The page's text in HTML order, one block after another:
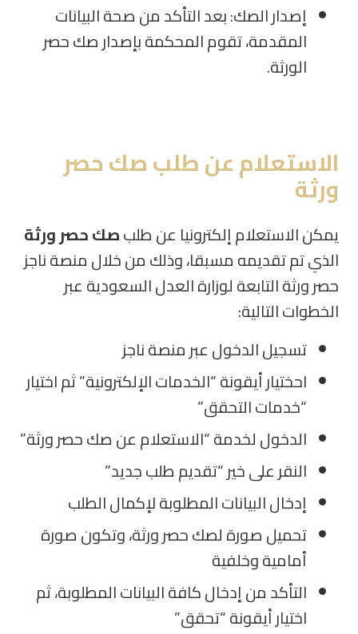
إصدار الصك: بعد التأكد من صحة البيانات
المقدمة، تقوم المحكمة بإصدار صك حصر
الورثة.
الاستعلام عن طلب صك حصر
ورثة
يمكن الاستعلام إلكترونيا عن طلبصك حصر ورثة
الذي تم تقديمه مسبقا، وذلك من خلال منصة ناجز
حصر ورثة التابعة لوزارة العدل السعودية عبر
الخطوات التالية:
تسجيل الدخول عبر منصة ناجز
احختيار أيقونة “الخدمات الإلكترونية” ثم اختيار
“خدمات التحقق”
الدخول لخدمة “الاستعلام عن صك حصر ورثة”
النقر على خير “تقديم طلب جديد”
إدخال البيانات المطلوبة لإكمال الطلب
تحميل صورة لصك حصر ورثة، وتكون صورة
أمامية وخلفية
التأكد من إدخال كافة البيانات المطلوبة، ثم
اختيار أيقونة “تحقق”